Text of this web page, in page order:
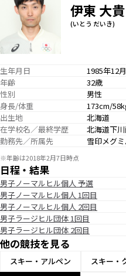
伊東 大貴
(いとう だいき)
生年月日
1985年12
年齢
32歳
性別
男性
身長/体重
173cm/
出生地
北海道
在学校名／最終学歴
北海道下
勤務先／所属先
雪印メグ
※年齢は2018年2月7日時点
日程・結果
男子ノーマルヒル個人 予選
男子ノーマルヒル個人 1回目
男子ノーマルヒル個人 2回目
男子ラージヒル団体 1回目
男子ラージヒル団体 2回目
他の競技を見る
スキー・アルペン
スキー・